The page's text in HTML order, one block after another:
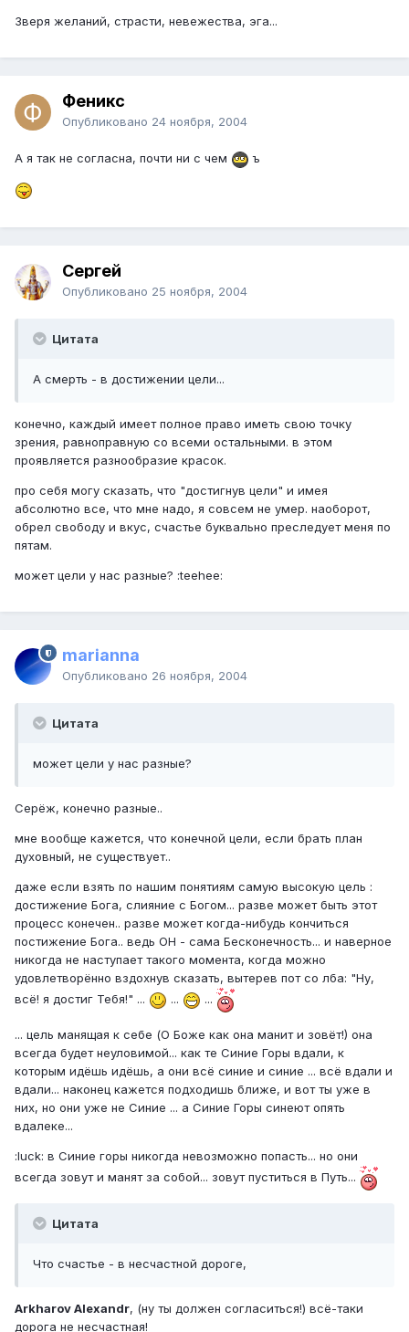
Зверя желаний, страсти, невежества, эга...
Феникс
Опубликовано 24 ноября, 2004
А я так не согласна, почти ни с чем ъ
Сергей
Опубликовано 25 ноября, 2004
Цитата
А смерть - в достижении цели...
конечно, каждый имеет полное право иметь свою точку
зрения, равноправную со всеми остальными. в этом
проявляется разнообразие красок.
про себя могу сказать, что "достигнув цели" и имея
абсолютно все, что мне надо, я совсем не умер. наоборот,
обрел свободу и вкус, счастье буквально преследует меня по
пятам.
может цели у нас разные? :teehee:
marianna
Опубликовано 26 ноября, 2004
Цитата
может цели у нас разные?
Серёж, конечно разные..
мне вообще кажется, что конечной цели, если брать план
духовный, не существует..
даже если взять по нашим понятиям самую высокую цель :
достижение Бога, слияние с Богом... разве может быть этот
процесс конечен.. разве может когда-нибудь кончиться
постижение Бога.. ведь ОН - сама Бесконечность... и наверное
никогда не наступает такого момента, когда можно
удовлетворённо вздохнув сказать, вытерев пот со лба: "Ну,
всё! я достиг Тебя!" ...
... ...
... цель манящая к себе (О Боже как она манит и зовёт!) она
всегда будет неуловимой... как те Синие Горы вдали, к
которым идёшь идёшь, а они всё синие и синие ... всё вдали и
вдали... наконец кажется подходишь ближе, и вот ты уже в
них, но они уже не Синие ... а Синие Горы синеют опять
вдалеке...
:luck: в Синие горы никогда невозможно попасть... но они
всегда зовут и манят за собой... зовут пуститься в Путь...
Цитата
Что счастье - в несчастной дороге,
Arkharov Alexandr, (ну ты должен согласиться!) всё-таки
дорога не несчастная!